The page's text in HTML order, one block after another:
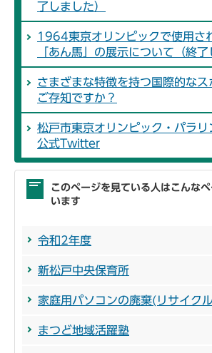
了しました）
1964東京オリンピックで使用さ
「あん馬」の展示について（終了
さまざまな特徴を持つ国際的なス
ご存知ですか？
松戸市東京オリンピック・パラリ
公式Twitter
このページを見ている人はこんな
います
令和2年度
新松戸中央保育所
家庭用パソコンの廃棄(リサイク
まつど地域活躍塾